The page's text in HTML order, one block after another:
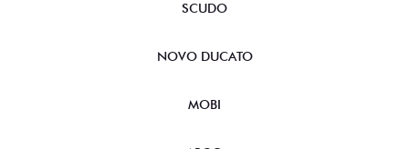
SCUDO
NOVO DUCATO
MOBI